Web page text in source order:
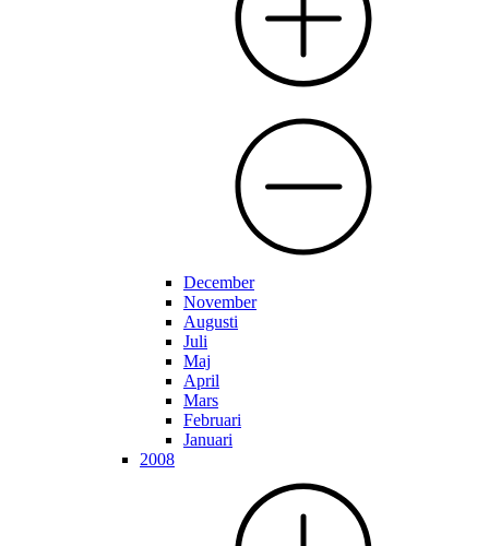
December
November
Augusti
Juli
Maj
April
Mars
Februari
Januari
2008